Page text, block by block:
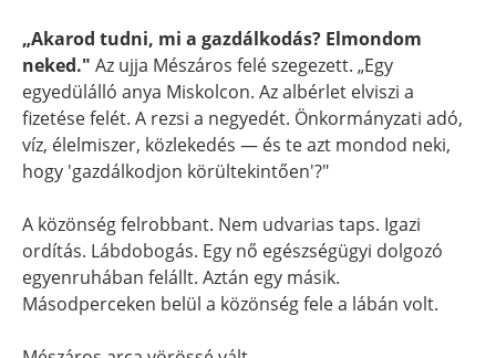
„Akarod tudni, mi a gazdálkodás? Elmondom
neked." Az ujja Mészáros felé szegezett. „Egy
egyedülálló anya Miskolcon. Az albérlet elviszi a
fizetése felét. A rezsi a negyedét. Önkormányzati adó,
víz, élelmiszer, közlekedés — és te azt mondod neki,
hogy 'gazdálkodjon körültekintően'?"
A közönség felrobbant. Nem udvarias taps. Igazi
ordítás. Lábdobogás. Egy nő egészségügyi dolgozó
egyenruhában felállt. Aztán egy másik.
Másodperceken belül a közönség fele a lábán volt.